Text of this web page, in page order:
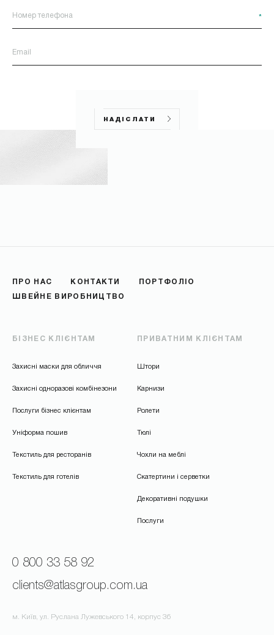
*
НАДІСЛАТИ
ПРО НАС КОНТАКТИ
ПОРТФОЛІО
ШВЕЙНЕ ВИРОБНИЦТВО
БІЗНЕС КЛІЄНТАМ
Захисні маски для обличчя
Захисні одноразові комбінезони
Послуги бізнес клієнтам
Уніформа пошив
Текстиль для ресторанів
Текстиль для готелів
ПРИВАТНИМ КЛІЄНТАМ
Штори
Карнизи
Ролети
Тюлі
Чохли на меблі
Скатертини і серветки
Декоративні подушки
Послуги
0 800 33 58 92
clients@atlasgroup.com.ua
м. Київ, ул. Руслана Лужевського 14, корпус 3б